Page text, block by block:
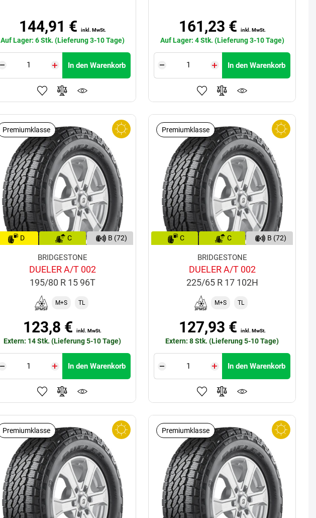
144,91 € inkl. MwSt.
Auf Lager: 6 Stk. (Lieferung 3-10 Tage)
In den Warenkorb
161,23 € inkl. MwSt.
Auf Lager: 4 Stk. (Lieferung 3-10 Tage)
In den Warenkorb
Premiumklasse
D C B (72)
BRIDGESTONE
DUELER A/T 002
195/80 R 15 96T
M+S TL
123,8 €inkl. MwSt.
Extern: 14 Stk. (Lieferung 5-10 Tage)
In den Warenkorb
Premiumklasse
C C B (72)
BRIDGESTONE
DUELER A/T 002
225/65 R 17 102H
M+S TL
127,93 € inkl. MwSt.
Extern: 8 Stk. (Lieferung 5-10 Tage)
In den Warenkorb
Premiumklasse Premiumklasse